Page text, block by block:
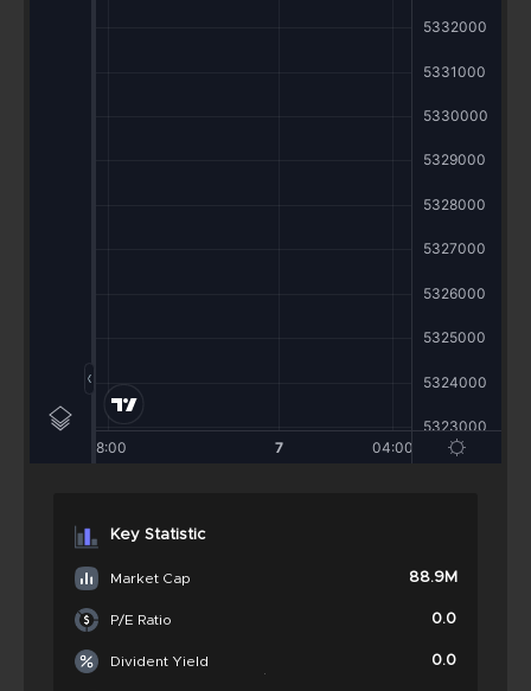
Key Statistic
Market Cap 88.9M
P/E Ratio 0.0
Divident Yield 0.0